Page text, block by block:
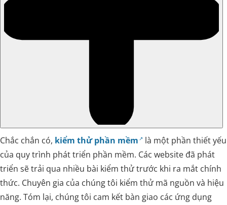
Chắc chắn có, kiểm thử phần mềm
là một phần thiết yếu
của quy trình phát triển phần mềm. Các website đã phát
triển sẽ trải qua nhiều bài kiểm thử trước khi ra mắt chính
thức. Chuyên gia của chúng tôi kiểm thử mã nguồn và hiệu
năng. Tóm lại, chúng tôi cam kết bàn giao các ứng dụng